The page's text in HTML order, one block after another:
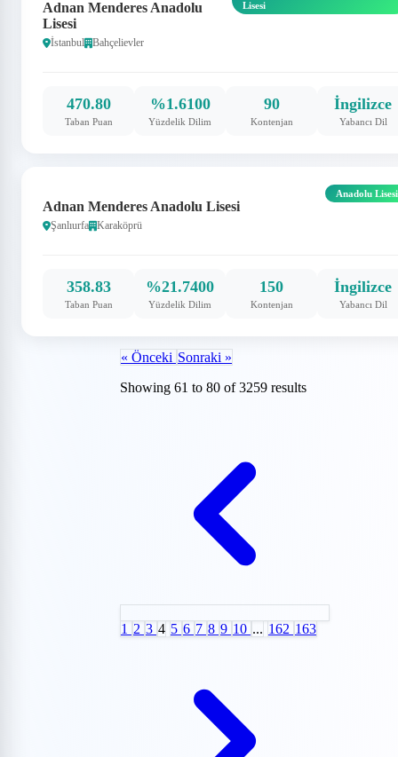
Adnan Menderes Anadolu
Lisesi
İstanbul Bahçelievler
Lisesi
470.80
Taban Puan
%1.6100
Yüzdelik Dilim
90
Kontenjan
İngilizce
Yabancı Dil
Adnan Menderes Anadolu Lisesi
Şanlıurfa Karaköprü
Anadolu Lisesi
358.83
Taban Puan
%21.7400
Yüzdelik Dilim
150
Kontenjan
İngilizce
Yabancı Dil
« Önceki Sonraki »
Showing 61 to 80 of3259 results
1 2 3 4 5 6 7 8 9 10 ... 162 163